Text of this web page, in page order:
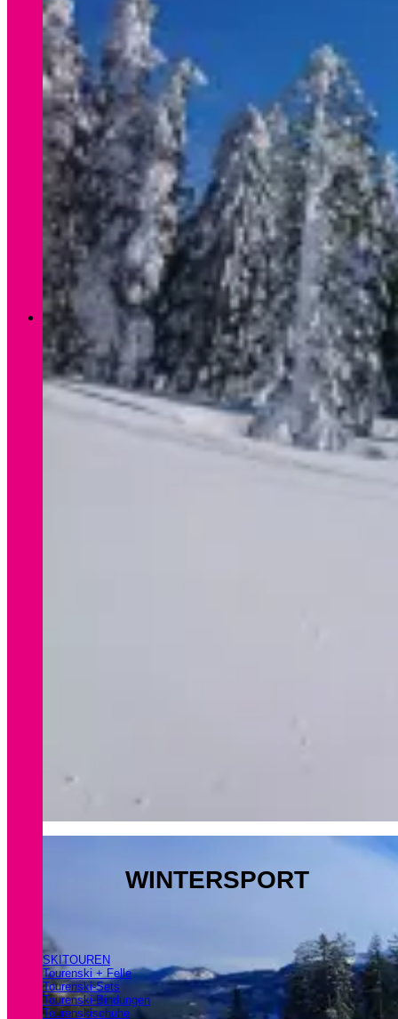
Verleih Winter
WINTER
WINTERSPORT
SKITOUREN
Tourenski + Felle
Tourenski-Sets
Tourenski-Bindungen
Tourenskischuhe